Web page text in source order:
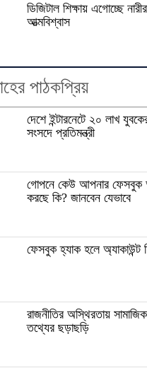
ডিজিটাল শিক্ষায় এগোচ্ছে
আত্মবিশ্বাস
পাঠকপ্রিয়
দেশে ইন্টারনেটে ২০ লাখ
সংসদে প্রতিমন্ত্রী
গোপনে কেউ আপনার ফেসবুক
করছে কি? জানবেন যেভাবে
ফেসবুক হ্যাক হলে অ্যাকাউন্ট
রাজনীতির অস্থিরতায়
তথ্যের ছড়াছড়ি